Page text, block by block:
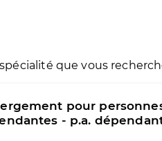
que vous
pour
- p.a.